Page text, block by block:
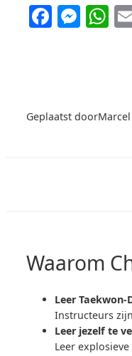
Geplaatst door
Waarom
Leer
Instructeurs
Leer jezelf te
Leer